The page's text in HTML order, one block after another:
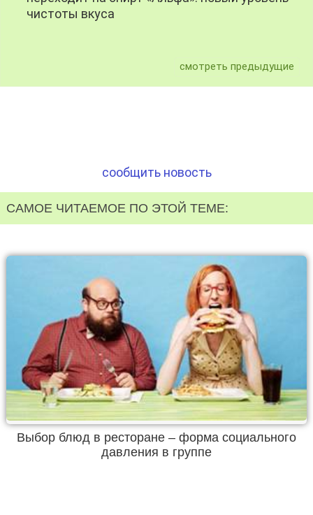
чистоты вкуса
смотреть предыдущие
сообщить новость
САМОЕ ЧИТАЕМОЕ ПО ЭТОЙ ТЕМЕ:
Выбор блюд в ресторане – форма социального
давления в группе